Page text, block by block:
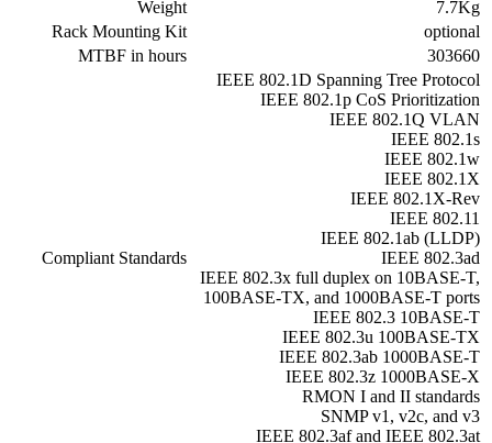
7.7Kg
Weight
optional
Rack Mounting Kit
303660
MTBF in hours
IEEE 802.1D Spanning Tree Protocol
IEEE 802.1p CoS Prioritization
IEEE 802.1Q VLAN
IEEE 802.1s
IEEE 802.1w
IEEE 802.1X
IEEE 802.1X-Rev
IEEE 802.11
(IEEE 802.1ab (LLDP
IEEE 802.3ad
IEEE 802.3x full duplex on 10BASE-T,
100BASE-TX, and 1000BASE-T ports
IEEE 802.3 10BASE-T
IEEE 802.3u 100BASE-TX
IEEE 802.3ab 1000BASE-T
IEEE 802.3z 1000BASE-X
RMON I and II standards
SNMP v1, v2c, and v3
IEEE 802.3af and IEEE 802.3at
Compliant Standards